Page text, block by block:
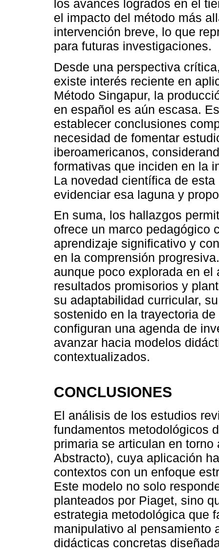
los avances logrados en el
el impacto del método más
intervención breve, lo que
para futuras investigaciones.
Desde una perspectiva
existe interés reciente en
Método Singapur, la
en español es aún escasa.
establecer conclusiones
necesidad de fomentar
iberoamericanos,
formativas que inciden en la
La novedad científica de
evidenciar esa laguna y
En suma, los hallazgos
ofrece un marco pedagógico
aprendizaje significativo y
en la comprensión
aunque poco explorada en
resultados promisorios y
su adaptabilidad curricular,
sostenido en la trayectoria
configuran una agenda de
avanzar hacia modelos
contextualizados.
CONCLUSIONES
El análisis de los estudios
fundamentos metodológicos
primaria se articulan en
Abstracto), cuya aplicación
contextos con un enfoque
Este modelo no solo
planteados por Piaget, sino
estrategia metodológica que
manipulativo al pensamiento
didácticas concretas